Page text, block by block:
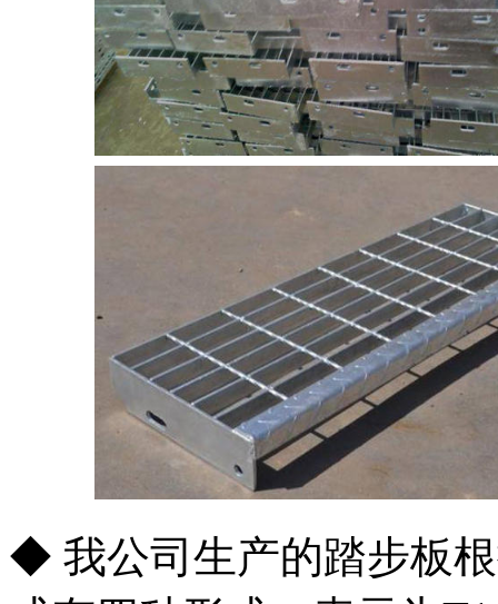
◆ 我公司生产的踏步板